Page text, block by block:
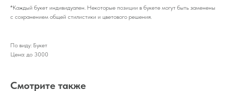
*Каждый букет индивидуален. Некоторые позиции в букете могут быть заменены
с сохранением общей стилистики и цветового решения.
По виду: Букет
Цена: до 3000
Смотрите также